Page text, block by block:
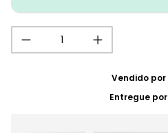
Vendido por
Entregue por